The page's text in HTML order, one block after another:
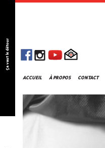
Ça vaut le détour
ACCUEIL À PROPOS CONTACT